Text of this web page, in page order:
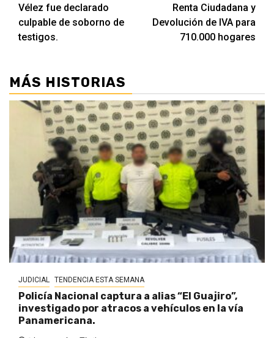
Vélez fue declarado
culpable de soborno de
testigos.
Renta Ciudadana y
Devolución de IVA para
710.000 hogares
MÁS HISTORIAS
JUDICIAL TENDENCIA ESTA SEMANA
Policía Nacional captura a alias “El Guajiro”,
investigado por atracos a vehículos en la vía
Panamericana.